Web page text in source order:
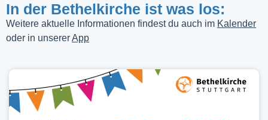
In der Bethelkirche ist was los:
Weitere aktuelle Informationen findest du auch im Kalender
oder in unsererApp